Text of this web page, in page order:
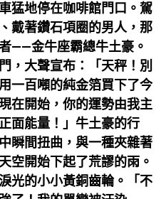
猛地停在咖啡館門口。駕
戴著鑽石項圈的男人，那
——金牛座霸總牛土豪。
，大聲宣布：「天秤！別
一百噸的純金箔買下了今
在開始，你的運勢由我主
面能量！」牛土豪的行
瞬間扭曲，與一種夾雜著
空開始下起了荒謬的雨。
光的小小黃銅齒輪。「不